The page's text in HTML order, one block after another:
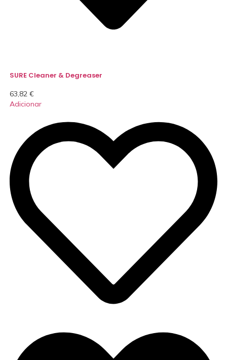
SURE Cleaner & Degreaser
63,82 €
Adicionar